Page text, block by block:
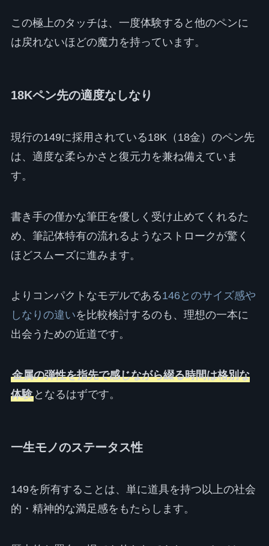
この極上のタッチは、一度体験すると他のペンに
は戻れないほどの魔力を持っています。
18Kペン先の適度なしなり
現行の149に採用されている18K（18金）のペン先
は、適度な柔らかさと復元力を兼ね備えていま
す。
書き手の僅かな筆圧を優しく受け止めてくれるた
め、筆記体特有の流れるようなストロークが驚く
ほどスムーズに進みます。
よりコンパクトなモデルである146とのサイズ感や
しなりの違いを比較検討するのも、理想の一本に
出会うための近道です。
金属の弾性を指先で感じながら綴る時間は格別な
体験となるはずです。
一生モノのステータス性
149を所有することは、単に道具を持つ以上の社会
的・精神的な満足感をもたらします。